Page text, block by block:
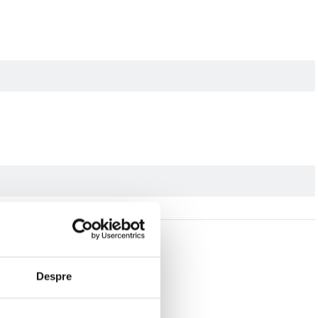
Despre